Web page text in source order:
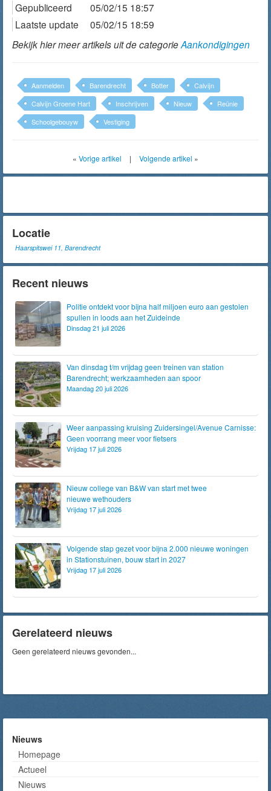
Gepubliceerd
05/02/15 18:57
Laatste update
05/02/15 18:59
Bekijk hier meer artikels uit de categorieAankondigingen
Aanmelden Barendrecht Botter
Calvijn
Calvijn Groene Hart
Inschrijven Nieuw
Reünie
Schoolgebouyw
Vestiging
« Vorige artikel | Volgende artikel »
Locatie
Haarspitswei 11, Barendrecht
Recent nieuws
Politie ontdekt voor bijna half miljoen euro aan gestolen
spullen in loods aan het Zuideinde
Dinsdag 21 juli 2026
Van dinsdag t/m vrijdag geen treinen van station
Barendrecht; werkzaamheden aan spoor
Maandag 20 juli 2026
Weer aanpassing kruising Zuidersingel/Avenue Carnisse:
Geen voorrang meer voor fietsers
Vrijdag 17 juli 2026
Nieuw college van B&W van start met twee
nieuwe wethouders
Vrijdag 17 juli 2026
Volgende stap gezet voor bijna 2.000 nieuwe woningen
in Stationstuinen, bouw start in 2027
Vrijdag 17 juli 2026
Gerelateerd nieuws
Geen gerelateerd nieuws gevonden...
Nieuws
Homepage
Actueel
Nieuws